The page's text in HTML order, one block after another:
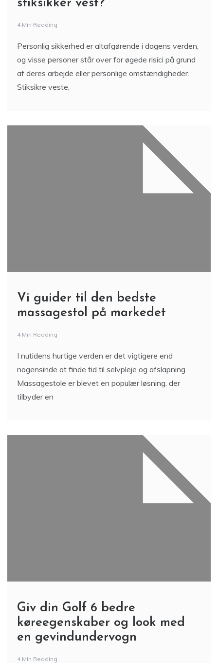
stiksikker vest?
4 Min Reading
Personlig sikkerhed er altafgørende i dagens verden,
og visse personer står over for øgede risici på grund
af deres arbejde eller personlige omstændigheder.
Stiksikre veste,
Vi guider til den bedste
massagestol på markedet
4 Min Reading
I nutidens hurtige verden er det vigtigere end
nogensinde at finde tid til selvpleje og afslapning.
Massagestole er blevet en populær løsning, der
tilbyder en
Giv din Golf 6 bedre
køreegenskaber og look med
en gevindundervogn
4 Min Reading